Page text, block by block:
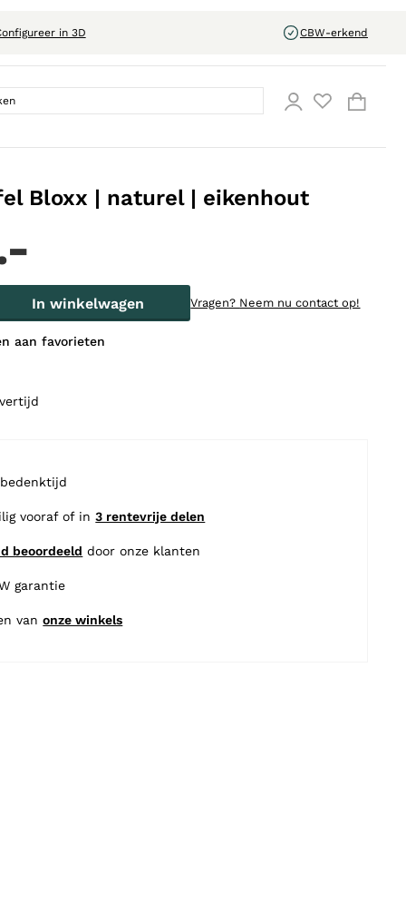
in 3D CBW-erkend
Bloxx | naturel | eikenhout
In winkelwagen Vragen? Neem nu contact op!
aan favorieten
vooraf of in3 rentevrije delen
beoordeeld door onze klanten
garantie
vanonze winkels